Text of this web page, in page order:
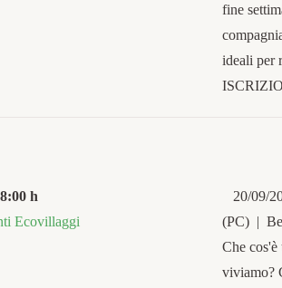
fine
ideali per
h
Ecovillaggi
20/09/
(PC) |
Che
viviamo?